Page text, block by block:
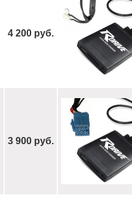
4 200 руб.
3 900 руб.